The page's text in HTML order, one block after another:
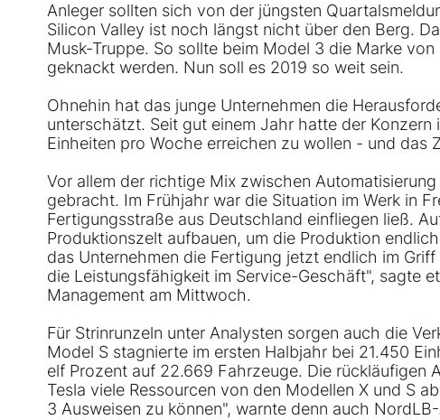
Anleger sollten sich von der jüngsten
Silicon Valley ist noch längst nicht über den Berg.
Musk-Truppe. So sollte beim Model 3 die Marke
geknackt werden. Nun soll es 2019 so weit sein.
Ohnehin hat das junge Unternehmen die
unterschätzt. Seit gut einem Jahr hatte der
Einheiten pro Woche erreichen zu wollen - und das
Vor allem der richtige Mix zwischen
gebracht. Im Frühjahr war die Situation im Werk in
Fertigungsstraße aus Deutschland einfliegen ließ.
Produktionszelt aufbauen, um die Produktion
das Unternehmen die Fertigung jetzt endlich im
die Leistungsfähigkeit im Service-Geschäft", sagte
Management am Mittwoch.
Für Strinrunzeln unter Analysten sorgen auch die
Model S stagnierte im ersten Halbjahr bei 21.450
elf Prozent auf 22.669 Fahrzeuge. Die rückläufigen
Tesla viele Ressourcen von den Modellen X und S
3 Ausweisen zu können", warnte denn auch